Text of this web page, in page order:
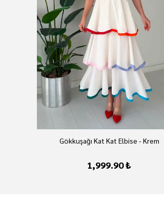
Gökkuşağı Kat Kat Elbise - Krem
1,999.90 ₺